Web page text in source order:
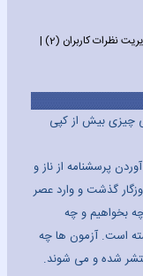
چیزی بیش از کپی
پرسشنامه از ناز و
گذشت و وارد عصر
بخواهیم و چه
است. آزمون ها چه
شده و می شوند.